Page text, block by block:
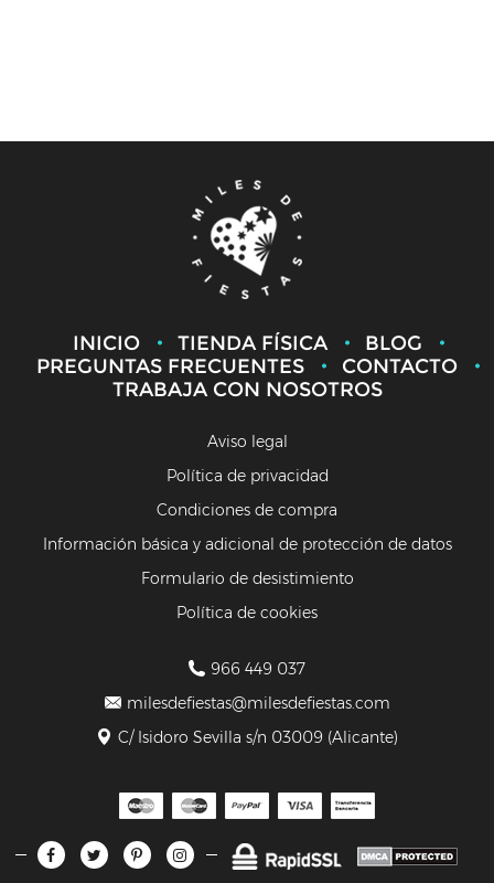
INICIO TIENDA FÍSICA
BLOG
PREGUNTAS FRECUENTES
CONTACTO
TRABAJA CON NOSOTROS
Aviso legal
Política de privacidad
Condiciones de compra
Información básica y adicional de protección de datos
Formulario de desistimiento
Política de cookies
966 449 037
milesdefiestas@milesdefiestas.com
C/ Isidoro Sevilla s/n 03009 (Alicante)